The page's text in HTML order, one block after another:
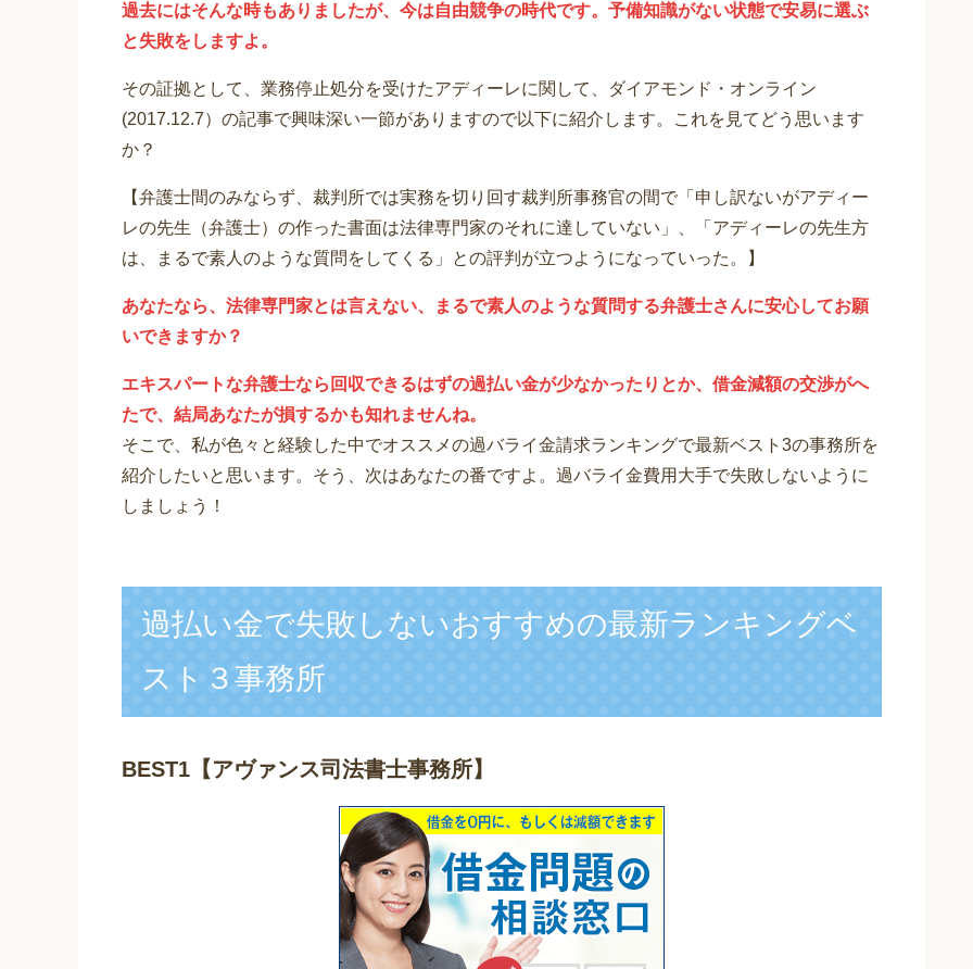
過去にはそんな時もありましたが、今は自由競争の時代です。予備知識がない状態で安易に選ぶ
と失敗をしますよ。
その証拠として、業務停止処分を受けたアディーレに関して、ダイアモンド・オンライン
(2017.12.7）の記事で興味深い一節がありますので以下に紹介します。これを見てどう思います
か？
【弁護士間のみならず、裁判所では実務を切り回す裁判所事務官の間で「申し訳ないがアディー
レの先生（弁護士）の作った書面は法律専門家のそれに達していない」、「アディーレの先生方
は、まるで素人のような質問をしてくる」との評判が立つようになっていった。】
あなたなら、法律専門家とは言えない、まるで素人のような質問する弁護士さんに安心してお願
いできますか？
エキスパートな弁護士なら回収できるはずの過払い金が少なかったりとか、借金減額の交渉がへ
たで、結局あなたが損するかも知れませんね。
そこで、私が色々と経験した中でオススメの過バライ金請求ランキングで最新ベスト3の事務所を
紹介したいと思います。そう、次はあなたの番ですよ。過バライ金費用大手で失敗しないように
しましょう！
過払い金で失敗しないおすすめの最新ランキングベ
スト３事務所
BEST1 【アヴァンス司法書士事務所】